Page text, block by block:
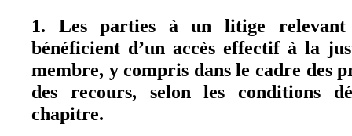
1. Les parties à un litige relevant
bénéficient d’un accès effectif à la
membre, y compris dans le cadre des
des recours, selon les conditions
chapitre.